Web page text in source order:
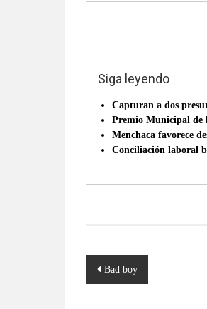
de
Siga leyendo
Capturan a dos
Premio Municipal de
Menchaca favorece
Conciliación laboral
Navegación
de
Bad boy